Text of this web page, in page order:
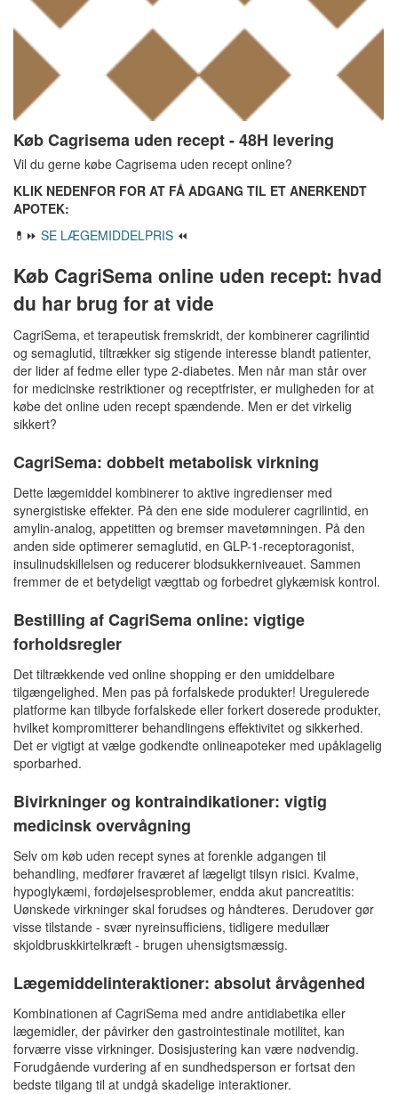
Køb Cagrisema uden recept - 48H levering
Vil du gerne købe Cagrisema uden recept online?
KLIK NEDENFOR FOR AT FÅ ADGANG TIL ET ANERKENDT
APOTEK:
💊⏩ SE LÆGEMIDDELPRIS ⏪
Køb CagriSema online uden recept: hvad
du har brug for at vide
CagriSema, et terapeutisk fremskridt, der kombinerer cagrilintid
og semaglutid, tiltrækker sig stigende interesse blandt patienter,
der lider af fedme eller type 2-diabetes. Men når man står over
for medicinske restriktioner og receptfrister, er muligheden for at
købe det online uden recept spændende. Men er det virkelig
sikkert?
CagriSema: dobbelt metabolisk virkning
Dette lægemiddel kombinerer to aktive ingredienser med
synergistiske effekter. På den ene side modulerer cagrilintid, en
amylin-analog, appetitten og bremser mavetømningen. På den
anden side optimerer semaglutid, en GLP-1-receptoragonist,
insulinudskillelsen og reducerer blodsukkerniveauet. Sammen
fremmer de et betydeligt vægttab og forbedret glykæmisk kontrol.
Bestilling af CagriSema online: vigtige
forholdsregler
Det tiltrækkende ved online shopping er den umiddelbare
tilgængelighed. Men pas på forfalskede produkter! Uregulerede
platforme kan tilbyde forfalskede eller forkert doserede produkter,
hvilket kompromitterer behandlingens effektivitet og sikkerhed.
Det er vigtigt at vælge godkendte onlineapoteker med upåklagelig
sporbarhed.
Bivirkninger og kontraindikationer: vigtig
medicinsk overvågning
Selv om køb uden recept synes at forenkle adgangen til
behandling, medfører fraværet af lægeligt tilsyn risici. Kvalme,
hypoglykæmi, fordøjelsesproblemer, endda akut pancreatitis:
Uønskede virkninger skal forudses og håndteres. Derudover gør
visse tilstande - svær nyreinsufficiens, tidligere medullær
skjoldbruskkirtelkræft - brugen uhensigtsmæssig.
Lægemiddelinteraktioner: absolut årvågenhed
Kombinationen af CagriSema med andre antidiabetika eller
lægemidler, der påvirker den gastrointestinale motilitet, kan
forværre visse virkninger. Dosisjustering kan være nødvendig.
Forudgående vurdering af en sundhedsperson er fortsat den
bedste tilgang til at undgå skadelige interaktioner.